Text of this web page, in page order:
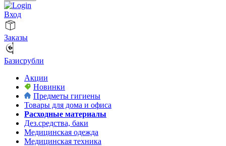
Вход
Заказы
Базисрубли
Акции
Новинки
Предметы гигиены
Товары для дома и офиса
Расходные материалы
Дез.средства, баки
Медицинская одежда
Медицинская техника